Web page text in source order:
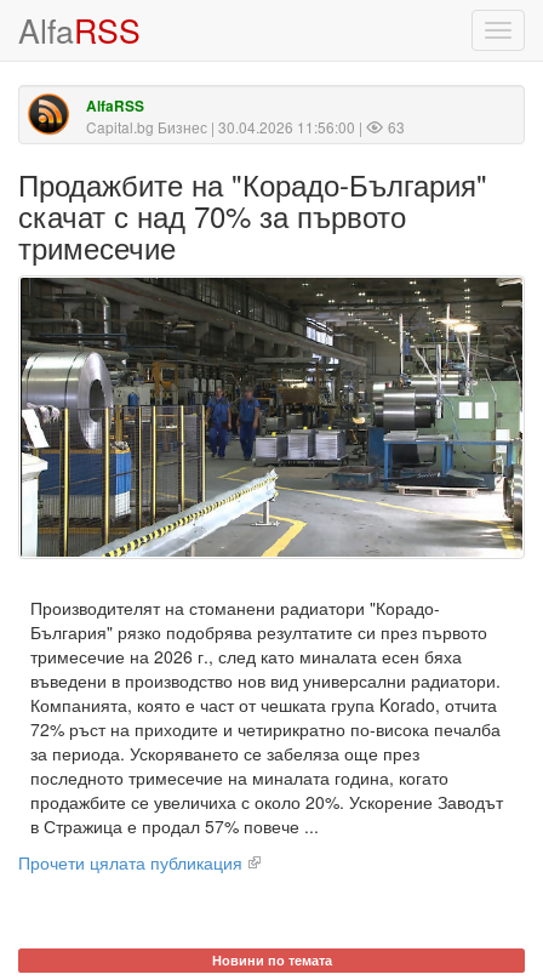
AlfaRSS
AlfaRSS
Capital.bg Бизнес | 30.04.2026 11:56:00 | 63
Продажбите на "Корадо-България"
скачат с над 70% за първото
тримесечие
Производителят на стоманени радиатори "Корадо-
България" рязко подобрява резултатите си през първото
тримесечие на 2026 г., след като миналата есен бяха
въведени в производство нов вид универсални радиатори.
Компанията, която е част от чешката група Korado, отчита
72% ръст на приходите и четирикратно по-висока печалба
за периода. Ускоряването се забеляза още през
последното тримесечие на миналата година, когато
продажбите се увеличиха с около 20%. Ускорение Заводът
в Стражица е продал 57% повече ...
Прочети цялата публикация
Новини по темата